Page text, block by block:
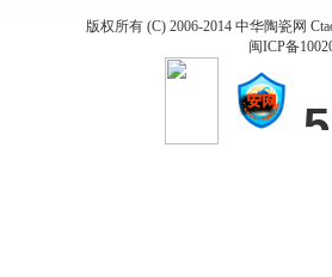
版权所有 (C) 2006-2014 中华陶瓷网
闽ICP备